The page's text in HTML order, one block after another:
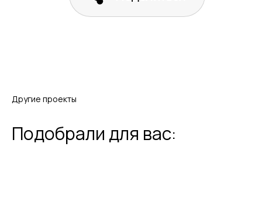
Другие проекты
Подобрали для вас:
конкретной задаче